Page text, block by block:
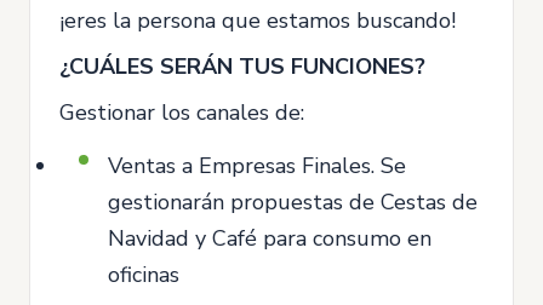
¡eres la persona que estamos buscando!
¿CUÁLES SERÁN TUS FUNCIONES?
Gestionar los canales de:
Ventas a Empresas Finales. Se
gestionarán propuestas de Cestas de
Navidad y Café para consumo en
oficinas